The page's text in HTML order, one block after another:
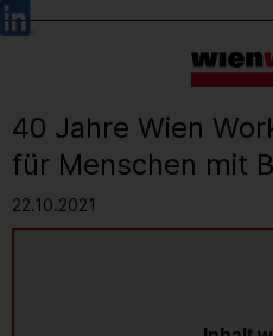
Barrierefreie
Bedienung
Sprachauswahl
40 Jahre Wien
für Menschen mit
22.10.2021